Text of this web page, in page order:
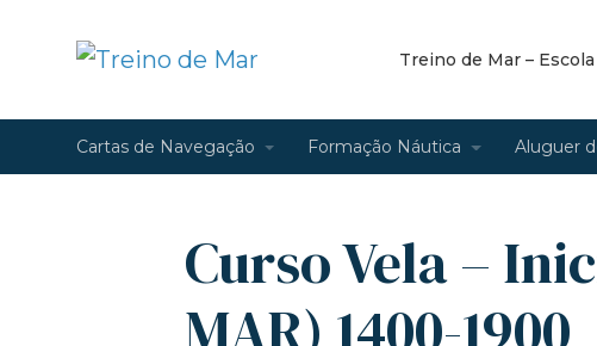
Treino de Mar –
Cartas de Navegação Formação Náutica Aluguer
Curso Vela –